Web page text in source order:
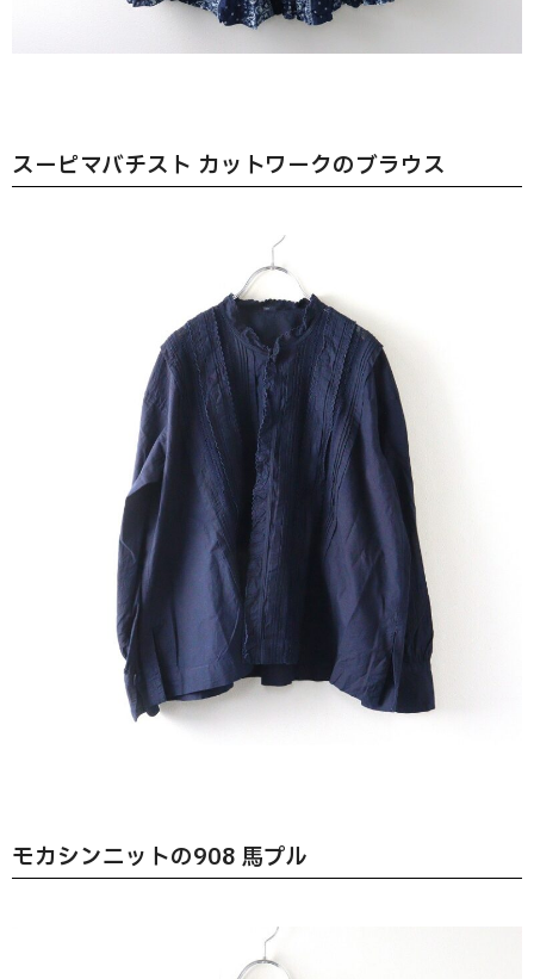
スーピマバチスト カットワークのブラウス
モカシンニットの908 馬プル